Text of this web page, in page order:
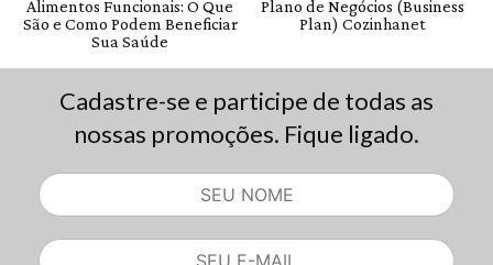
Cadastre-se e participe de todas as
nossas promoções. Fique ligado.